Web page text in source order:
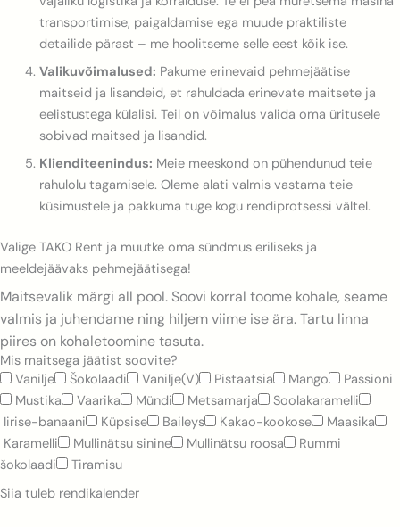
transportimise, paigaldamise ega muude praktiliste
detailide pärast – me hoolitseme selle eest kõik ise.
Valikuvõimalused: Pakume erinevaid pehmejäätise
maitseid ja lisandeid, et rahuldada erinevate maitsete ja
eelistustega külalisi. Teil on võimalus valida oma üritusele
sobivad maitsed ja lisandid.
Klienditeenindus: Meie meeskond on pühendunud teie
rahulolu tagamisele. Oleme alati valmis vastama teie
küsimustele ja pakkuma tuge kogu rendiprotsessi vältel.
Valige TAKO Rent ja muutke oma sündmus eriliseks ja
meeldejäävaks pehmejäätisega!
Maitsevalik märgi all pool. Soovi korral toome kohale, seame
valmis ja juhendame ning hiljem viime ise ära. Tartu linna
piires on kohaletoomine tasuta.
Mis maitsega jäätist soovite?
Vanilje
Šokolaadi Vanilje(V) Pistaatsia Mango
Passioni
Mustika Vaarika Mündi Metsamarja Soolakaramelli
Iirise-banaani
Küpsise Baileys Kakao-kookose Maasika
Karamelli
Mullinätsu sinine Mullinätsu roosa
Rummi
šokolaadi
Tiramisu
Siia tuleb rendikalender